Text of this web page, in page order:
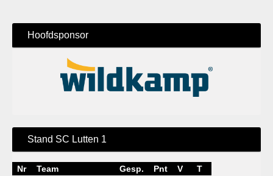
Hoofdsponsor
Stand SC Lutten 1
Nr Team Gesp. Pnt V
T